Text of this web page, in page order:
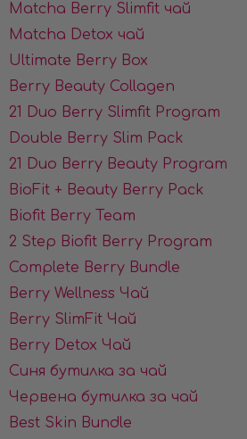
Matcha Berry Slimfit чай
Matcha Detox чай
Ultimate Berry Box
Berry Beauty Collagen
21 Duo Berry Slimfit Program
Double Berry Slim Pack
21 Duo Berry Beauty Program
BioFit + Beauty Berry Pack
Biofit Berry Team
2 Step Biofit Berry Program
Complete Berry Bundle
Berry Wellness Чай
Berry SlimFit Чай
Berry Detox Чай
Синя бутилка за чай
Червена бутилка за чай
Best Skin Bundle